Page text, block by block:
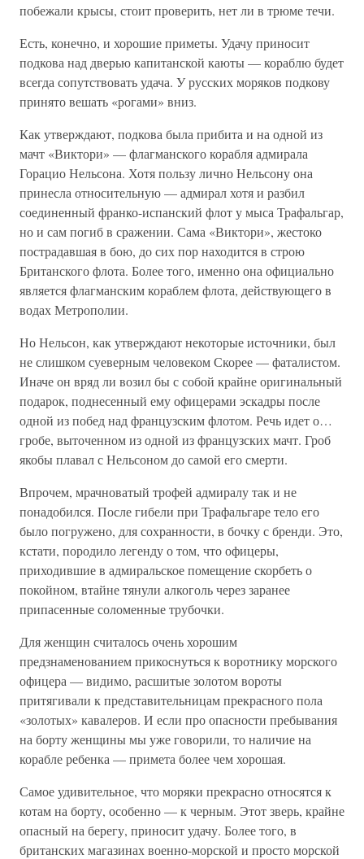
побежали крысы, стоит проверить, нет ли в трюме течи.
Есть, конечно, и хорошие приметы. Удачу приносит
подкова над дверью капитанской каюты — кораблю будет
всегда сопутствовать удача. У русских моряков подкову
принято вешать «рогами» вниз.
Как утверждают, подкова была прибита и на одной из
мачт «Виктори» — флагманского корабля адмирала
Горацио Нельсона. Хотя пользу лично Нельсону она
принесла относительную — адмирал хотя и разбил
соединенный франко-испанский флот у мыса Трафальгар,
но и сам погиб в сражении. Сама «Виктори», жестоко
пострадавшая в бою, до сих пор находится в строю
Британского флота. Более того, именно она официально
является флагманским кораблем флота, действующего в
водах Метрополии.
Но Нельсон, как утверждают некоторые источники, был
не слишком суеверным человеком Скорее — фаталистом.
Иначе он вряд ли возил бы с собой крайне оригинальный
подарок, поднесенный ему офицерами эскадры после
одной из побед над французским флотом. Речь идет о…
гробе, выточенном из одной из французских мачт. Гроб
якобы плавал с Нельсоном до самой его смерти.
Впрочем, мрачноватый трофей адмиралу так и не
понадобился. После гибели при Трафальгаре тело его
было погружено, для сохранности, в бочку с бренди. Это,
кстати, породило легенду о том, что офицеры,
приходившие в адмиральское помещение скорбеть о
покойном, втайне тянули алкоголь через заранее
припасенные соломенные трубочки.
Для женщин считалось очень хорошим
предзнаменованием прикоснуться к воротнику морского
офицера — видимо, расшитые золотом вороты
притягивали к представительницам прекрасного пола
«золотых» кавалеров. И если про опасности пребывания
на борту женщины мы уже говорили, то наличие на
корабле ребенка — примета более чем хорошая.
Самое удивительное, что моряки прекрасно относятся к
котам на борту, особенно — к черным. Этот зверь, крайне
опасный на берегу, приносит удачу. Более того, в
британских магазинах военно-морской и просто морской